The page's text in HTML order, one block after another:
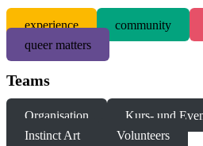
experience community
queer matters
Teams
Organisation
Kurs- und
Instinct Art
Volunteers